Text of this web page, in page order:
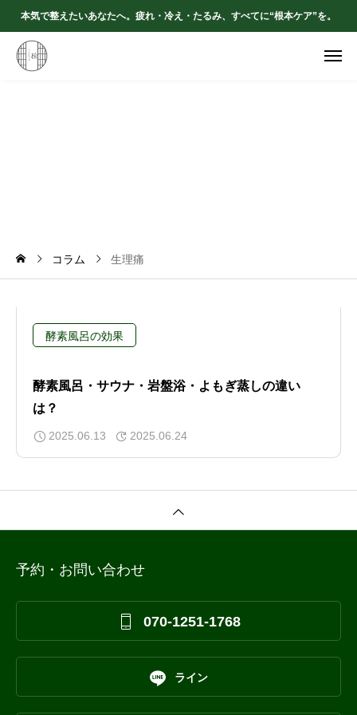
本気で整えたいあなたへ。疲れ・冷え・たるみ、すべてに“根本ケア”を。
コラム 生理痛
酵素風呂の効果
酵素風呂・サウナ・岩盤浴・よもぎ蒸しの違い
は？
2025.06.13 2025.06.24
予約・お問い合わせ
 070-1251-1768
 ライン